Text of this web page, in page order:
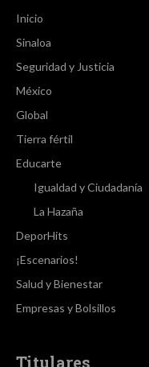
Inicio
Sinaloa
Seguridad y Justicia
México
Global
Tierra fértil
Educarte
Igualdad y Ciudadanía
La Hazaña
DeporHits
¡Escenarios!
Salud y Bienestar
Empresas y Bolsillos
Titulares